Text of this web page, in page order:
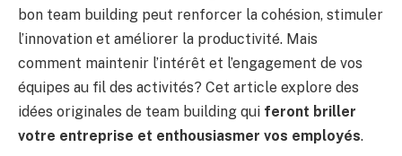
bon team building peut renforcer la cohésion, stimuler
l’innovation et améliorer la productivité. Mais
comment maintenir l’intérêt et l’engagement de vos
équipes au fil des activités? Cet article explore des
idées originales de team building qui feront briller
votre entreprise et enthousiasmer vos employés.